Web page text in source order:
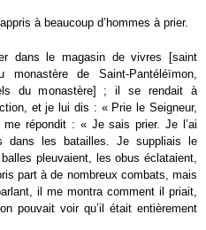
à beaucoup d’hommes à prier.
dans le magasin de vivres [saint
de Saint-Pantéléïmon,
du monastère] ; il se rendait à
et je lui dis : « Prie le Seigneur,
répondit : « Je sais prier. Je l’ai
dans les batailles. Je suppliais le
pleuvaient, les obus éclataient,
part à de nombreux combats, mais
il me montra comment il priait,
pouvait voir qu’il était entièrement